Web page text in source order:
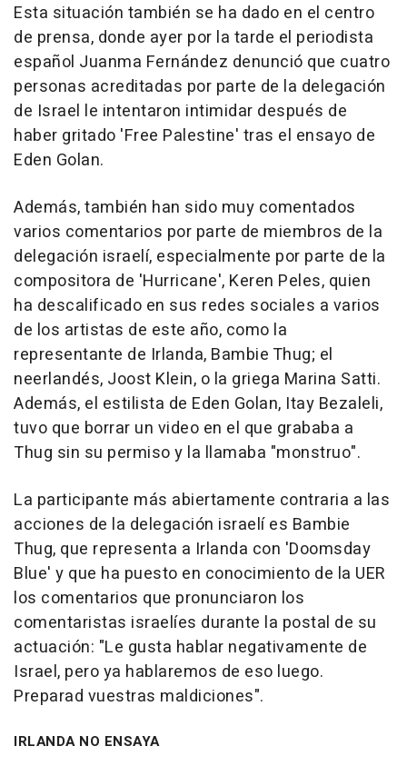
Esta situación también se ha dado en el centro
de prensa, donde ayer por la tarde el periodista
español Juanma Fernández denunció que cuatro
personas acreditadas por parte de la delegación
de Israel le intentaron intimidar después de
haber gritado 'Free Palestine' tras el ensayo de
Eden Golan.
Además, también han sido muy comentados
varios comentarios por parte de miembros de la
delegación israelí, especialmente por parte de la
compositora de 'Hurricane', Keren Peles, quien
ha descalificado en sus redes sociales a varios
de los artistas de este año, como la
representante de Irlanda, Bambie Thug; el
neerlandés, Joost Klein, o la griega Marina Satti.
Además, el estilista de Eden Golan, Itay Bezaleli,
tuvo que borrar un video en el que grababa a
Thug sin su permiso y la llamaba "monstruo".
La participante más abiertamente contraria a las
acciones de la delegación israelí es Bambie
Thug, que representa a Irlanda con 'Doomsday
Blue' y que ha puesto en conocimiento de la UER
los comentarios que pronunciaron los
comentaristas israelíes durante la postal de su
actuación: "Le gusta hablar negativamente de
Israel, pero ya hablaremos de eso luego.
Preparad vuestras maldiciones".
IRLANDA NO ENSAYA